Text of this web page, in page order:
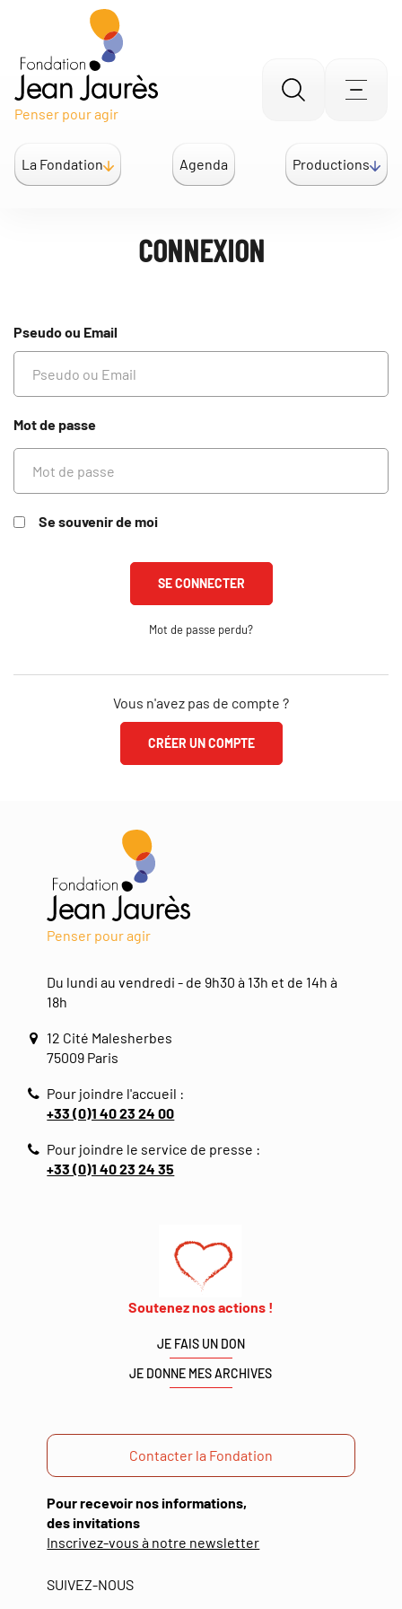
Gestion des traceurs
Penser pour agir
Aller
la
recherche
La Fondation Agenda Productions
CONNEXION
Pseudo ou Email
Mot de passe
Se souvenir de moi
Mot de passe perdu?
Vous n'avez pas de compte ?
CRÉER UN COMPTE
Penser pour agir
Du lundi au vendredi - de 9h30 à 13h et de 14h à
18h
12 Cité Malesherbes
75009 Paris
Pour joindre l'accueil :
+33 (0)1 40 23 24 00
Pour joindre le service de presse :
+33 (0)1 40 23 24 35
Soutenez nos actions !
JE FAIS UN DON
JE DONNE MES ARCHIVES
Contacter la Fondation
Pour recevoir nos informations,
des invitations
Inscrivez-vous à notre newsletter(ouverture
SUIVEZ-NOUS